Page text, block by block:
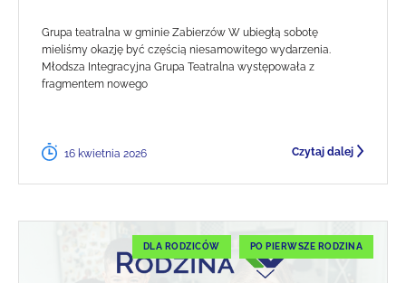
Grupa teatralna w gminie Zabierzów W ubiegłą sobotę
mieliśmy okazję być częścią niesamowitego wydarzenia.
Młodsza Integracyjna Grupa Teatralna występowała z
fragmentem nowego
16 kwietnia 2026 Czytaj dalej
DLA RODZICÓW PO PIERWSZE RODZINA